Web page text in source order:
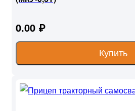
0.00 ₽
Купить